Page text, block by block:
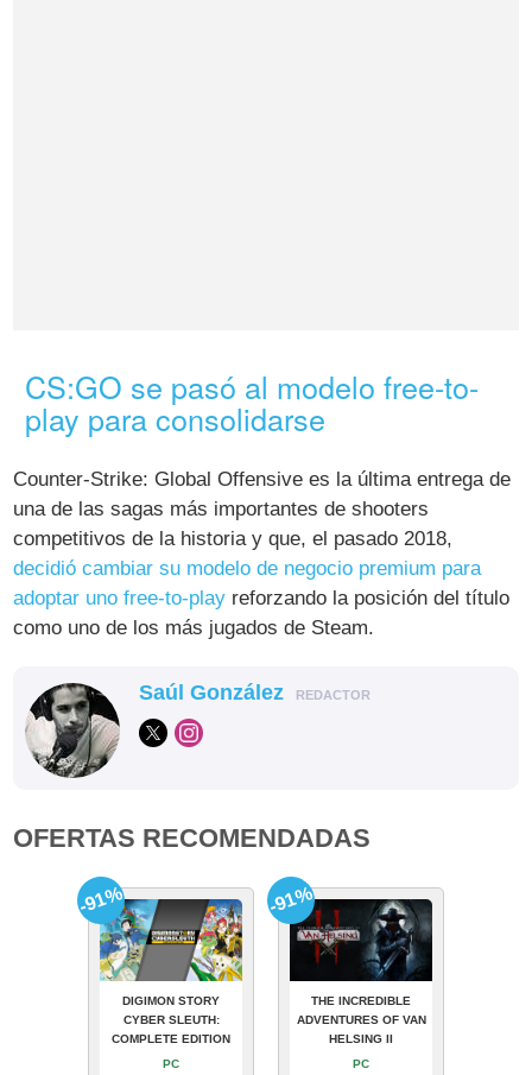
CS:GO se pasó al modelo free-to-
play para consolidarse
Counter-Strike: Global Offensive es la última entrega de
una de las sagas más importantes de shooters
competitivos de la historia y que, el pasado 2018,
decidió cambiar su modelo de negocio premium para
adoptar uno free-to-play reforzando la posición del título
como uno de los más jugados de Steam.
Saúl González REDACTOR
OFERTAS RECOMENDADAS
DIGIMON STORY
CYBER SLEUTH:
COMPLETE EDITION
PC
-91%
THE INCREDIBLE
ADVENTURES OF VAN
HELSING II
PC
-91%